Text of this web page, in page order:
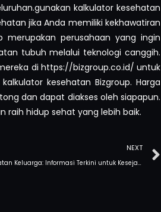
kalkulator kesehatan
jika Anda memiliki kekhawatiran
merupakan perusahaan yang ingin
tubuh melalui teknologi canggih.
di https://bizgroup.co.id/ untuk
kesehatan Bizgroup. Harga
dan dapat diakses oleh siapapun.
raih hidup sehat yang lebih baik.
NEXT